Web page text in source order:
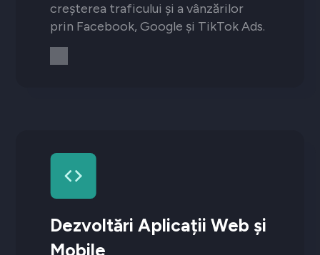
creșterea traficului și a vânzărilor
prin Facebook, Google și TikTok Ads.
Dezvoltări Aplicații Web și
Mobile